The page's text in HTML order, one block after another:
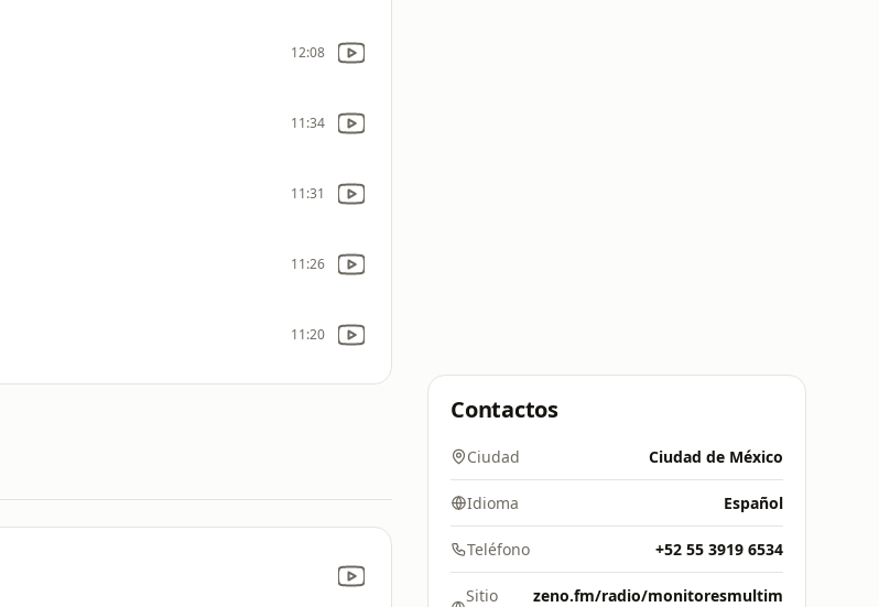
12:08
11:34
11:31
11:26
11:20
Contactos
Ciudad Ciudad de México
Idioma Español
Teléfono +52 55 3919 6534
Sitio
zeno.fm/radio/monitoresmultim